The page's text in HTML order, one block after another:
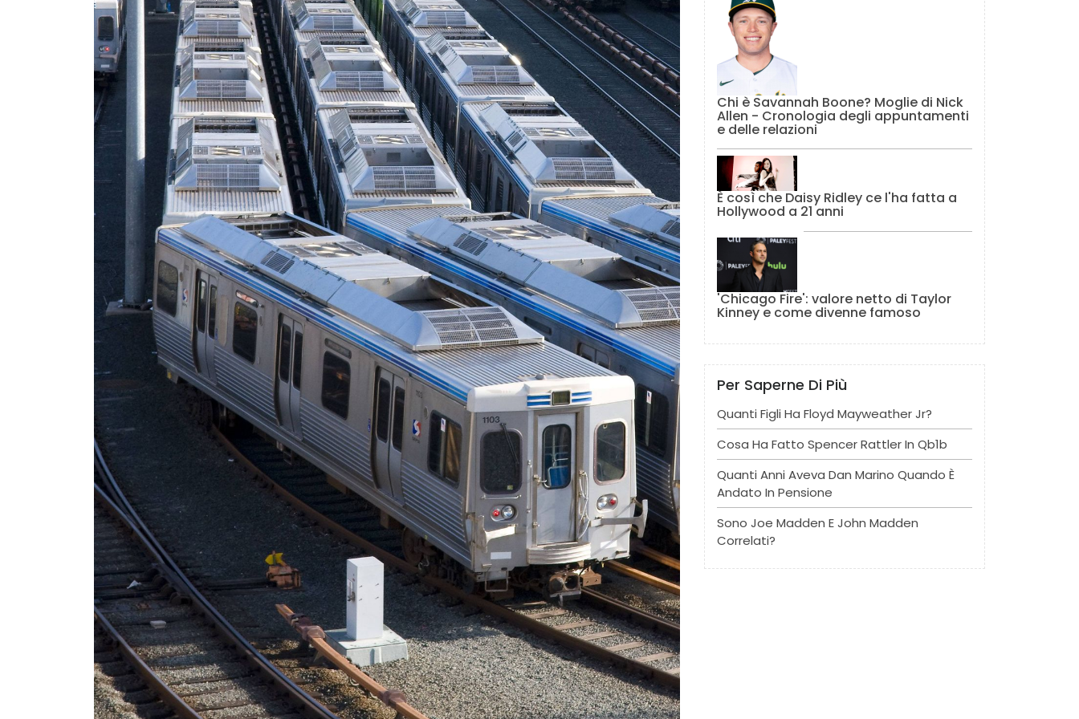
Chi è Savannah Boone? Moglie di Nick
Allen - Cronologia degli appuntamenti
e delle relazioni
È così che Daisy Ridley ce l'ha fatta a
Hollywood a 21 anni
'Chicago Fire': valore netto di Taylor
Kinney e come divenne famoso
Per Saperne Di Più
Quanti Figli Ha Floyd Mayweather Jr?
Cosa Ha Fatto Spencer Rattler In Qb1b
Quanti Anni Aveva Dan Marino Quando È
Andato In Pensione
Sono Joe Madden E John Madden
Correlati?